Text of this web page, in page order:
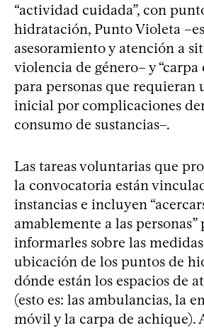
“actividad cuidada”, con
hidratación, Punto Violeta
asesoramiento y atención a
violencia de género– y “carpa
para personas que requieran
inicial por complicaciones
consumo de sustancias–.
Las tareas voluntarias que
la convocatoria están
instancias e incluyen
amablemente a las personas”
informarles sobre las
ubicación de los puntos de
dónde están los espacios de
(esto es: las ambulancias, la
móvil y la carpa de achique).